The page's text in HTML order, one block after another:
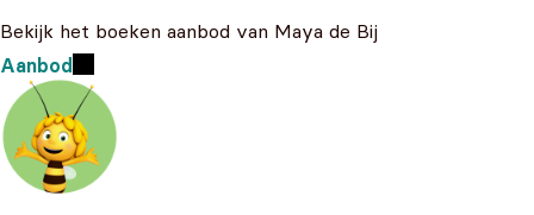
Bekijk het boeken aanbod van Maya de Bij
Aanbod